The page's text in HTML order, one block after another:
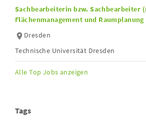
Sachbearbeiterin bzw. Sachbearbeiter
Flächenmanagement und Raumplanung
Dresden
Technische Universität Dresden
Alle Top Jobs anzeigen
Tags